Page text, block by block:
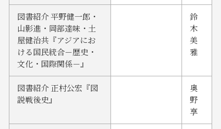
図書紹介 平野健一郎・
山影進・岡部達味・土
屋健治共『アジアにお
ける国民統合－歴史・
文化・国際関係－』
鈴
木
美
雅
図書紹介 正村公宏『図
説戦後史』
奥
野
享